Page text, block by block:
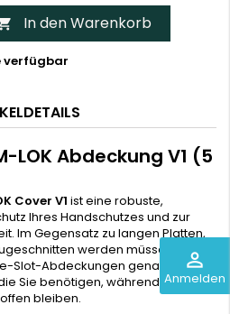
perm_identity
Anmelden
In den Warenkorb
verfügbar
LOK Abdeckung V1 (5
Cover V1 ist eine robuste,
Ihres Handschutzes und zur
Im Gegensatz zu langen Platten,
werden müssen,
Slot-Abdeckungen genau die M-
Sie benötigen, während andere
bleiben.